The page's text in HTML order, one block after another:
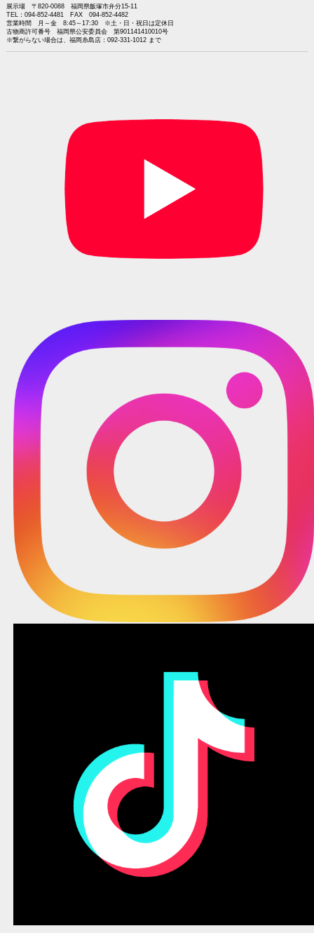
展示場 〒820-0088 福岡県飯塚市弁分15-11
TEL：094-852-4481 FAX 094-852-4482
営業時間 月～金 8:45～17:30 ※土・日・祝日は定休日
古物商許可番号 福岡県公安委員会 第901141410010号
※繋がらない場合は、福岡糸島店：092-331-1012 まで